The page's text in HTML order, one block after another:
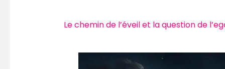
Le chemin de l’éveil et la question de